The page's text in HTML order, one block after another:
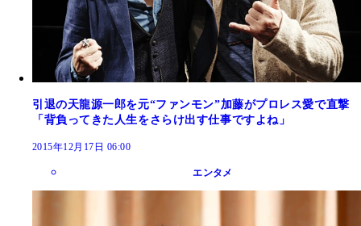
引退の天龍源一郎を元“ファンモン”加藤がプロレス愛で直撃
「背負ってきた人生をさらけ出す仕事ですよね」
2015年12月17日 06:00
エンタメ